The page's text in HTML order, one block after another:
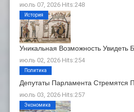
июль 07, 2026 Hits:248
Уникальная Возможность Увидеть
июль 02, 2026 Hits:254
История
Депутаты Парламента Стремятся
июль 03, 2026 Hits:257
Политика
Экономика